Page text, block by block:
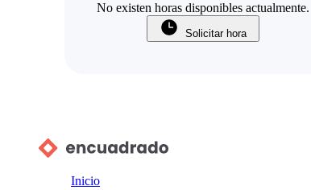
No existen horas disponibles actualmente.
Solicitar hora
Inicio